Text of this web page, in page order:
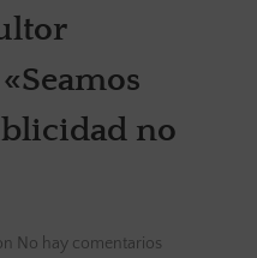
no
No hay comentarios